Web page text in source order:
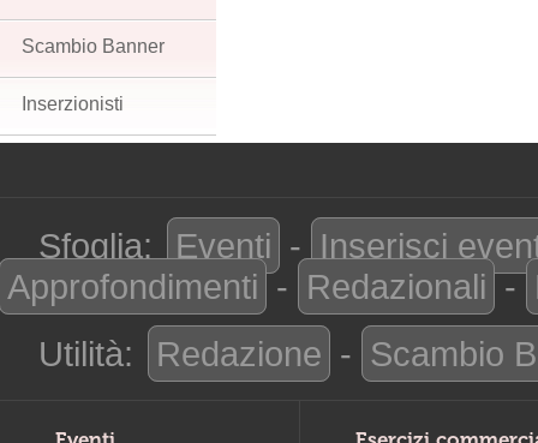
Scambio Banner
Inserzionisti
Sfoglia: Eventi - Inserisci
Approfondimenti - Redazionali -
Utilità:
Redazione - Scambio